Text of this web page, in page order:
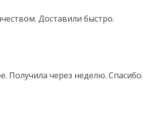
Доставили быстро.
Получила через неделю. Спасибо.